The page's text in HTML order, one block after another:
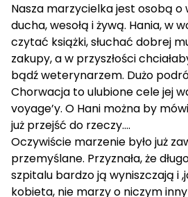
Nasza marzycielka jest osobą o
ducha, wesołą i żywą. Hania, w
czytać książki, słuchać dobrej
zakupy, a w przyszłości
bądź weterynarzem. Dużo
Chorwacja to ulubione cele jej
voyage’y. O Hani można by
już przejść do rzeczy....
Oczywiście marzenie było już
przemyślane. Przyznała, że
szpitalu bardzo ją wyniszczają i
kobieta, nie marzy o niczym